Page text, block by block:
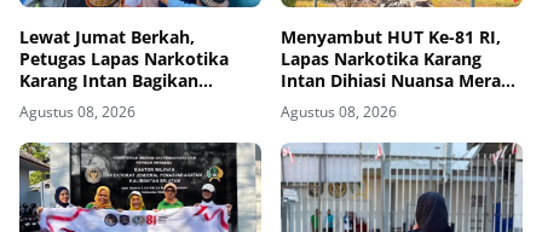
Lewat Jumat Berkah,
Petugas Lapas Narkotika
Karang Intan Bagikan
Makanan Kepada Warga
Binaan
Agustus 08, 2026
Menyambut HUT Ke-81 RI,
Lapas Narkotika Karang
Intan Dihiasi Nuansa Merah
Putih
Agustus 08, 2026